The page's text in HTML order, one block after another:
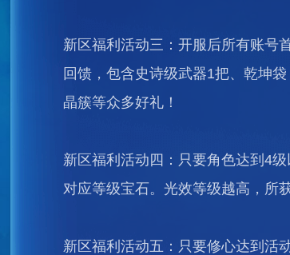
新区福利活动三：开服后所有账号
回馈，包含史诗级武器1把、乾坤
晶簇等众多好礼！
新区福利活动四：只要角色达到4
对应等级宝石。光效等级越高，所
新区福利活动五：只要修心达到活